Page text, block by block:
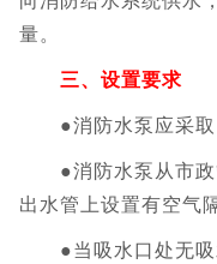
量。
三、设置要求
●消防水泵应采取
●消防水泵从市政
出水管上设置有空气
●当吸水口处无吸